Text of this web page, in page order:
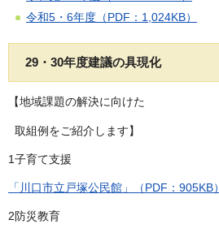
令和5・6年度（PDF：1,024KB）
29・30年度建議の具現化
【地域課題の解決に向けた
取組例をご紹介します】
1子育て支援
「川口市立戸塚公民館」（PDF：905KB）
2防災教育